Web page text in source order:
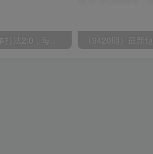
拼多多虚拟爆单打法2.0，每天10分钟，月产5000+，从0到1赚收益教程